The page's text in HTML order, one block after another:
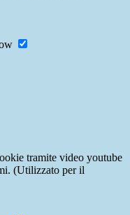
tramite video youtube
(Utilizzato per il